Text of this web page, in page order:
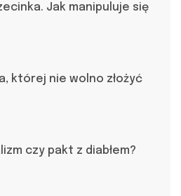
Jak manipuluje się
której nie wolno złożyć
czy pakt z diabłem?